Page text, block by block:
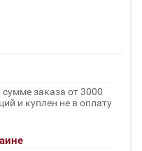
заказа от 3000
и куплен не в оплату